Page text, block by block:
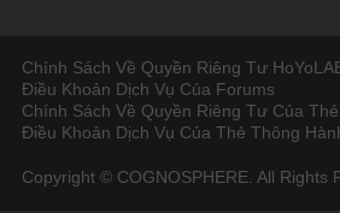
Chính Sách Về Quyền Riêng Tư
Điều Khoản Dịch Vụ Của Forums
Chính Sách Về Quyền Riêng Tư Của
Điều Khoản Dịch Vụ Của Thẻ Thông
Copyright © COGNOSPHERE. All Rights